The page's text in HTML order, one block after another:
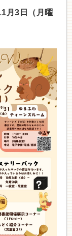
月3日（月曜